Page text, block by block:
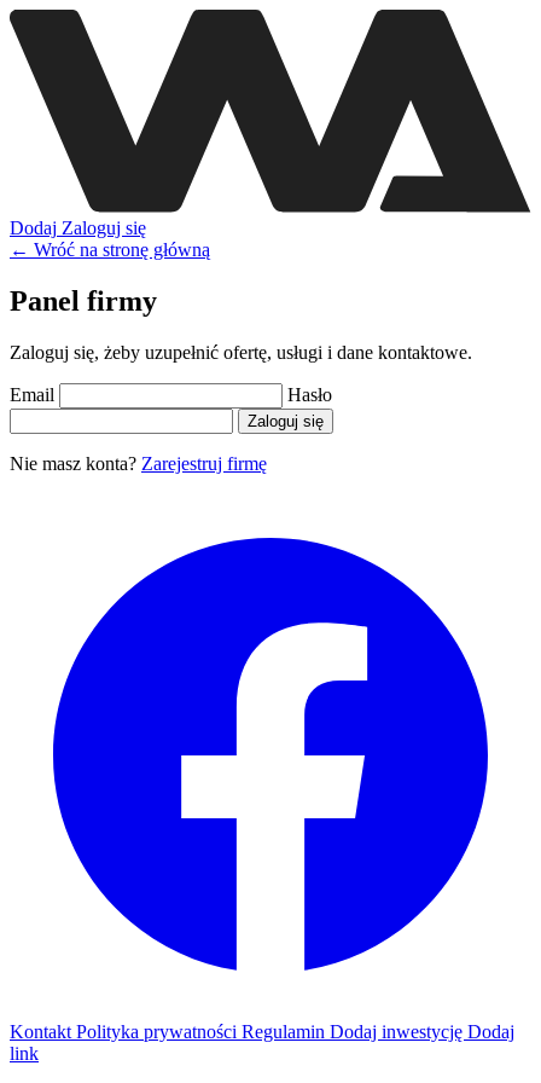
Dodaj Zaloguj się
← Wróć na stronę główną
Panel firmy
Zaloguj się, żeby uzupełnić ofertę, usługi i dane kontaktowe.
Email Hasło
Zaloguj się
Nie masz konta? Zarejestruj firmę
Kontakt Polityka prywatności Regulamin Dodaj inwestycję Dodaj
link